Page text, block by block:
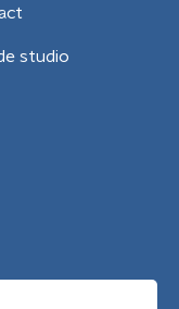
studio